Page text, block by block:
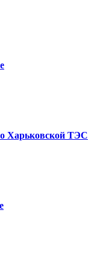
Харьковской ТЭС